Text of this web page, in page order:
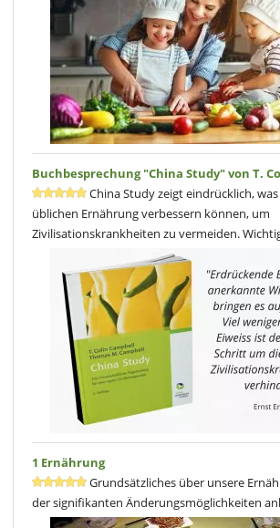
Buchbesprechung "China Study" von T.
China Study zeigt eindrücklich,
üblichen Ernährung verbessern können, um
Zivilisationskrankheiten zu vermeiden.
1 Ernährung
Grundsätzliches über unsere
der signifikanten Änderungsmöglichkeiten